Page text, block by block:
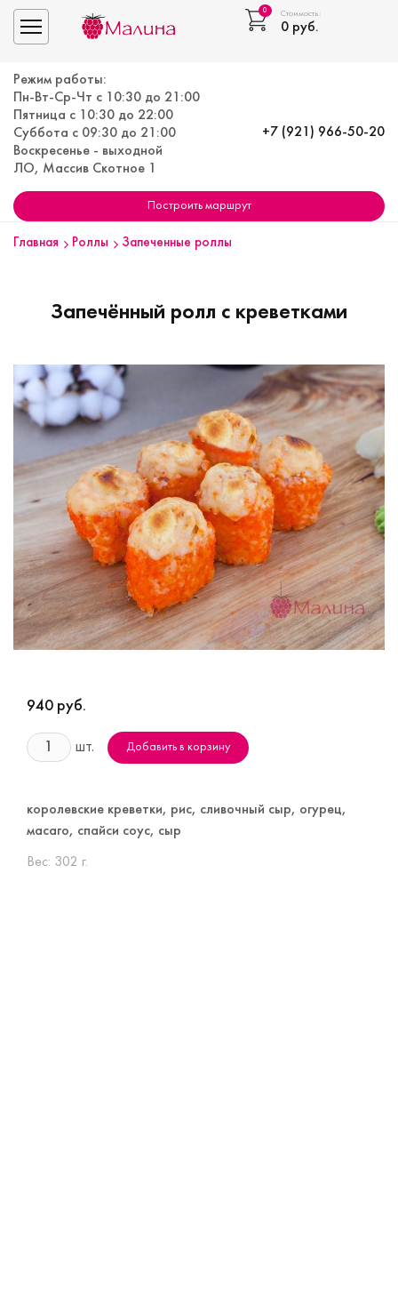
Toggle navigation
0 Стоимость:
0 руб.
+7 (921) 966-50-20
Построить маршрут
Режим работы:
Пн-Вт-Ср-Чт с 10:30 до 21:00
Пятница с 10:30 до 22:00
Суббота с 09:30 до 21:00
Воскресенье - выходной
ЛО, Массив Скотное 1
Главная Роллы Запеченные роллы
Запечённый ролл с креветками
940 руб.
шт. Добавить в корзину
королевские креветки, рис, сливочный сыр, огурец,
масаго, спайси соус, сыр
Вес: 302 г.